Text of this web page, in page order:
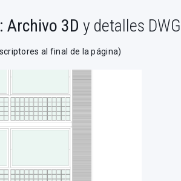
Archivo 3D y detalles DWG
al final de la página)